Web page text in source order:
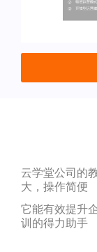
云学堂公司的
大，操作简便
它能有效提升
训的得力助手